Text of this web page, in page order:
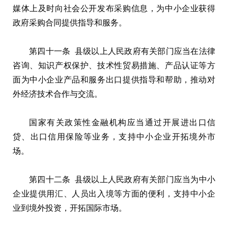
媒体上及时向社会公开发布采购信息，为中小企业获得
政府采购合同提供指导和服务。
第四十一条 县级以上人民政府有关部门应当在法律
咨询、知识产权保护、技术性贸易措施、产品认证等方
面为中小企业产品和服务出口提供指导和帮助，推动对
外经济技术合作与交流。
国家有关政策性金融机构应当通过开展进出口信
贷、出口信用保险等业务，支持中小企业开拓境外市
场。
第四十二条 县级以上人民政府有关部门应当为中小
企业提供用汇、人员出入境等方面的便利，支持中小企
业到境外投资，开拓国际市场。